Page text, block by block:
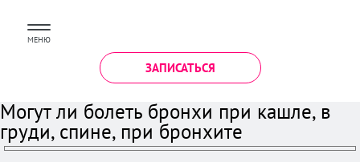
МЕНЮ
ЗАПИСАТЬСЯ
Могут ли болеть бронхи при кашле, в
груди, спине, при бронхите